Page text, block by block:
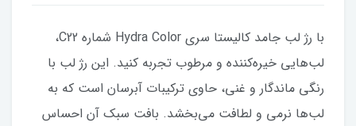
با رژ لب جامد کالیستا سری Hydra Color شماره C22،
لب‌هایی خیره‌کننده و مرطوب تجربه کنید. این رژ لب با
رنگی ماندگار و غنی، حاوی ترکیبات آبرسان است که به
لب‌ها نرمی و لطافت می‌بخشد. بافت سبک آن احساس